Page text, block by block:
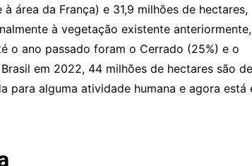
área da França) e 31,9 milhões de hectares,
à vegetação existente
o ano passado foram o Cerrado (25%) e o
em 2022, 44 milhões de hectares são de
para alguma atividade humana e agora está